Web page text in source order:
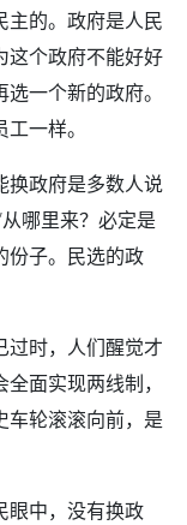
主的。政府是人民
这个政府不能好好
一个新的政府。
一样。
换政府是多数人说
哪里来？必定是
份子。民选的政
过时，人们醒觉才
面实现两线制，
车轮滚滚向前，是
眼中，没有换政